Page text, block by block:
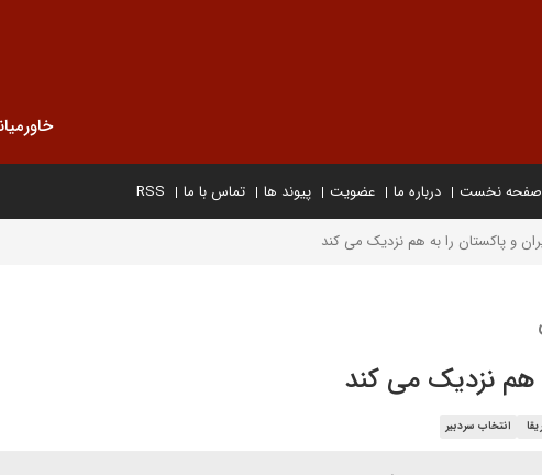
صفحه نخست درباره ما عضویت پیوند ها تماس با ما RSS
و پاکستان را به هم نزدیک می کند
هم نزدیک می کند
انتخاب سردبیر